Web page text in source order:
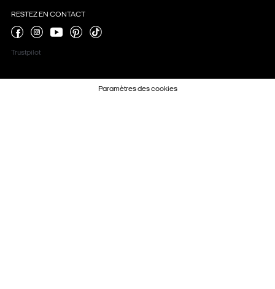
RESTEZ EN CONTACT
Trustpilot
Paramètres des cookies